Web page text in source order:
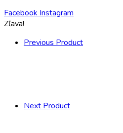
Facebook Instagram
Zľava!
Previous Product
Next Product